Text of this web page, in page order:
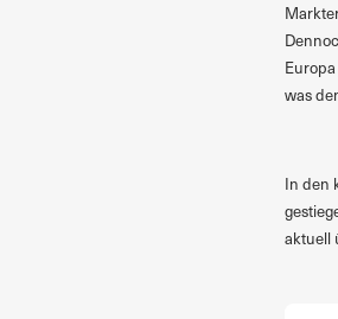
was
In den
aktuell